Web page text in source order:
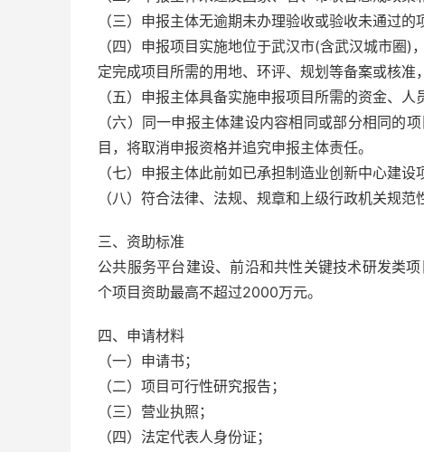
（三）申报主体无逾期未办理验收或验收未通过的
（四）申报项目实施地位于武汉市(含武汉城市圈
定完成项目所需的用地、环评、规划等备案或核准
（五）申报主体具备实施申报项目所需的资金、人
（六）同一申报主体建设内容相同或部分相同的
目，将取消申报资格并追究申报主体责任。
（七）申报主体此前如已承担制造业创新中心建设
（八）符合法律、法规、规章和上级行政机关规范
三、资助标准
公共服务平台建设、前沿和共性关键技术研发类
个项目资助最高不超过2000万元。
四、申请材料
（一）申请书；
（二）项目可行性研究报告；
（三）营业执照；
（四）法定代表人身份证；